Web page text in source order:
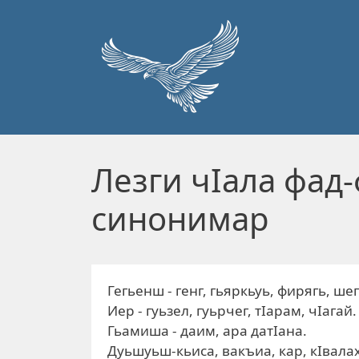
Лезги чIала
синонимар
Гегьенш - генг, гьяркьуь, фирягь,
Иер - гуьзел, гуьрчег, тIарам, чIагай.
Гьамиша - даим, ара датIана.
Дуьшуьш-кьиса, вакъиа, кар,